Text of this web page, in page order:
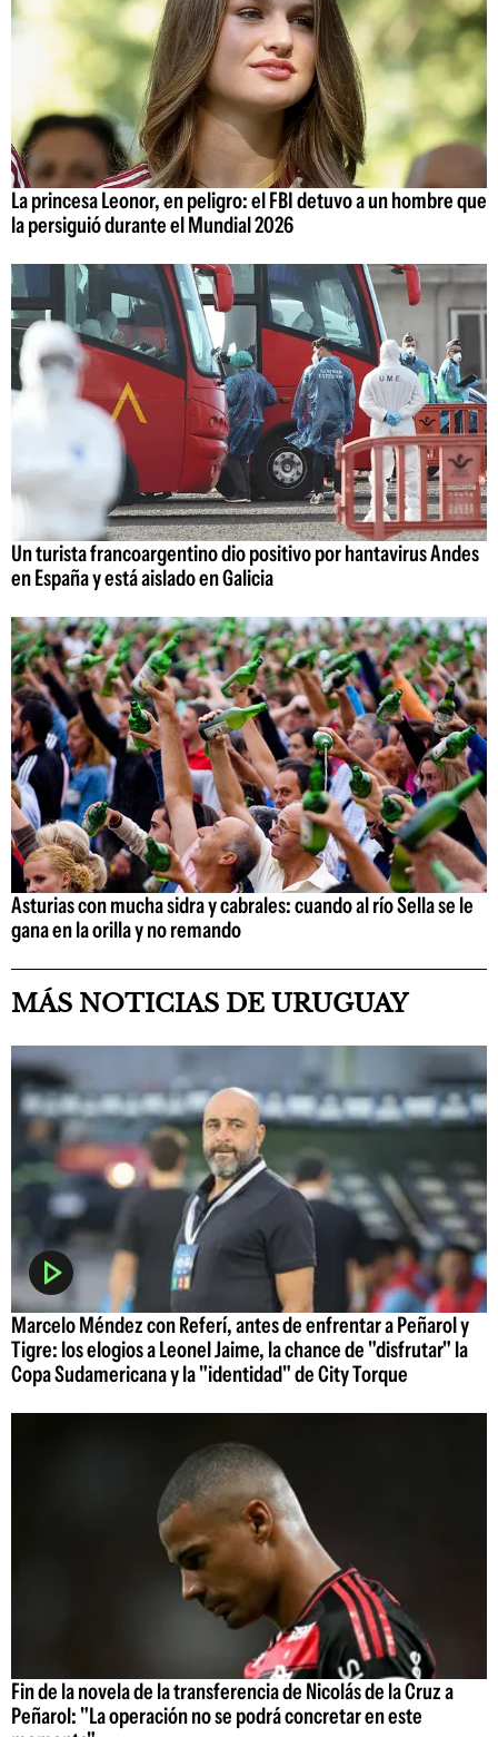
La princesa Leonor, en peligro: el FBI detuvo a un hombre que
la persiguió durante el Mundial 2026
Un turista francoargentino dio positivo por hantavirus Andes
en España y está aislado en Galicia
Asturias con mucha sidra y cabrales: cuando al río Sella se le
gana en la orilla y no remando
MÁS NOTICIAS DE URUGUAY
Marcelo Méndez con Referí, antes de enfrentar a Peñarol y
Tigre: los elogios a Leonel Jaime, la chance de "disfrutar" la
Copa Sudamericana y la "identidad" de City Torque
Fin de la novela de la transferencia de Nicolás de la Cruz a
Peñarol: "La operación no se podrá concretar en este